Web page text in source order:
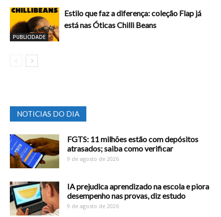
PUBLICIDADE
Estilo que faz a diferença: coleção Flap já
está nas Óticas Chilli Beans
NOTICIAS DO DIA
FGTS: 11 milhões estão com depósitos
atrasados; saiba como verificar
9 de agosto de 2026
IA prejudica aprendizado na escola e piora
desempenho nas provas, diz estudo
9 de agosto de 2026